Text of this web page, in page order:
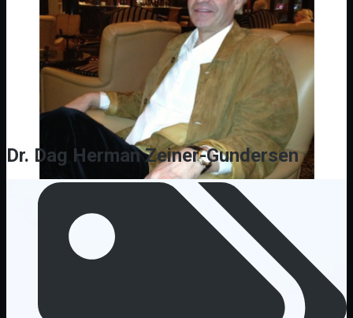
Dr. Dag Herman Zeiner-Gundersen